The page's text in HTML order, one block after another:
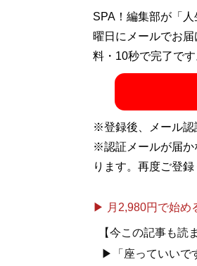
記事一覧へ
SPA！編集部が「
曜日にメールでお
料・10秒で完了です
※登録後、メール認
※認証メールが届か
ります。再度ご登録
▶ 月2,980円で始め
【今この記事も読
▶「座っていいで